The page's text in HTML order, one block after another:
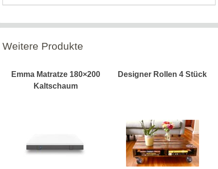
Weitere Produkte
Emma Matratze 180×200
Kaltschaum
Designer Rollen 4 Stück